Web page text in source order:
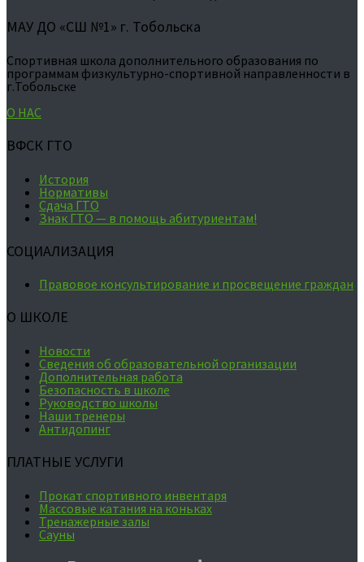
МАУ ДО «СШ №1» г. Тобольска
Спортивная школа дополнительного образования по
программам физкультурно-спортивной направленности в
г.Тобольске
О НАС
ВФСК ГТО
История
Нормативы
Сдача ГТО
Знак ГТО — в помощь абитуриентам!
СОЦИАЛИЗАЦИЯ
Правовое консультирование и просвещение граждан
О ШКОЛЕ
Новости
Сведения об образовательной организации
Дополнительная работа
Безопасность в школе
Руководство школы
Наши тренеры
Антидопинг
ПЛАТНЫЕ УСЛУГИ
Прокат спортивного инвентаря
Массовые катания на коньках
Тренажерные залы
Сауны